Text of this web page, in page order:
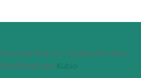
Ruit e.V.. Created for free
and